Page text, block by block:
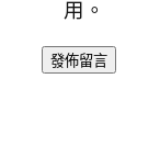
用。